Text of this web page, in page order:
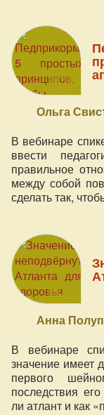
Ольга
В вебинаре
ввести
правильное
между собой
сделать так,
Анна
В вебинаре
значение имеет
первого
последствия
ли атлант и как